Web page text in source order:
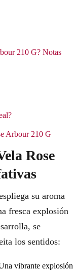
210 G? Notas
Arbour 210 G
Rose
su aroma
fresca explosión
se
los sentidos:
vibrante explosión